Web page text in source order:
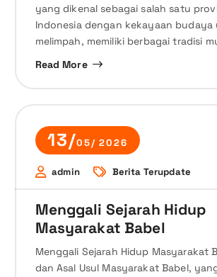
yang dikenal sebagai salah satu
Indonesia dengan kekayaan budaya
melimpah, memiliki berbagai tradisi
Read More
13/05/ 2026
admin Berita Terupdate
Menggali Sejarah Hidup
Masyarakat Babel
Menggali Sejarah Hidup Masyarakat
dan Asal Usul Masyarakat Babel,